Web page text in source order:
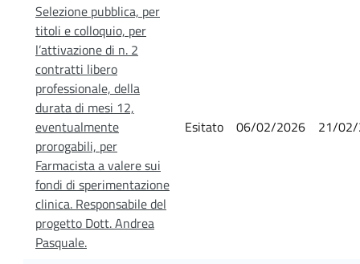
Selezione pubblica, per
titoli e colloquio, per
l’attivazione di n. 2
contratti libero
professionale, della
durata di mesi 12,
eventualmente
prorogabili, per
Farmacista a valere sui
fondi di sperimentazione
clinica. Responsabile del
progetto Dott. Andrea
Pasquale.
Esitato 06/02/2026 21/